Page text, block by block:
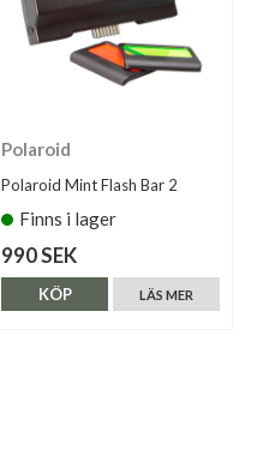
Polaroid
Polaroid Mint Flash Bar 2
Finns i lager
990 SEK
LÄS MER
KÖP